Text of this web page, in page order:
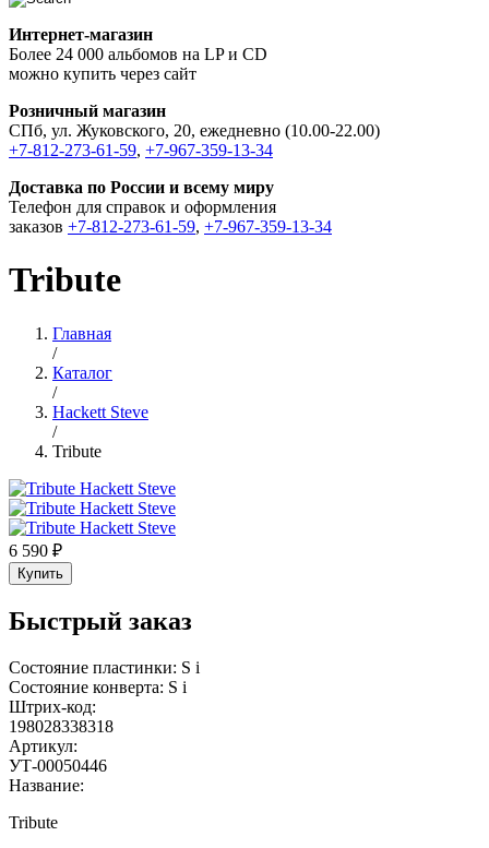
Интернет-магазин
Более 24 000 альбомов на LP и CD
можно купить через сайт
Розничный магазин
СПб, ул. Жуковского, 20, ежедневно (10.00-22.00)
+7-812-273-61-59, +7-967-359-13-34
Доставка по России и всему миру
Телефон для справок и оформления
заказов +7-812-273-61-59, +7-967-359-13-34
Tribute
Главная
/
Каталог
/
Hackett Steve
/
Tribute
6 590 ₽
Купить
Быстрый заказ
Состояние пластинки: S i
Состояние конверта: S i
Штрих-код:
198028338318
Артикул:
УТ-00050446
Название:
Tribute